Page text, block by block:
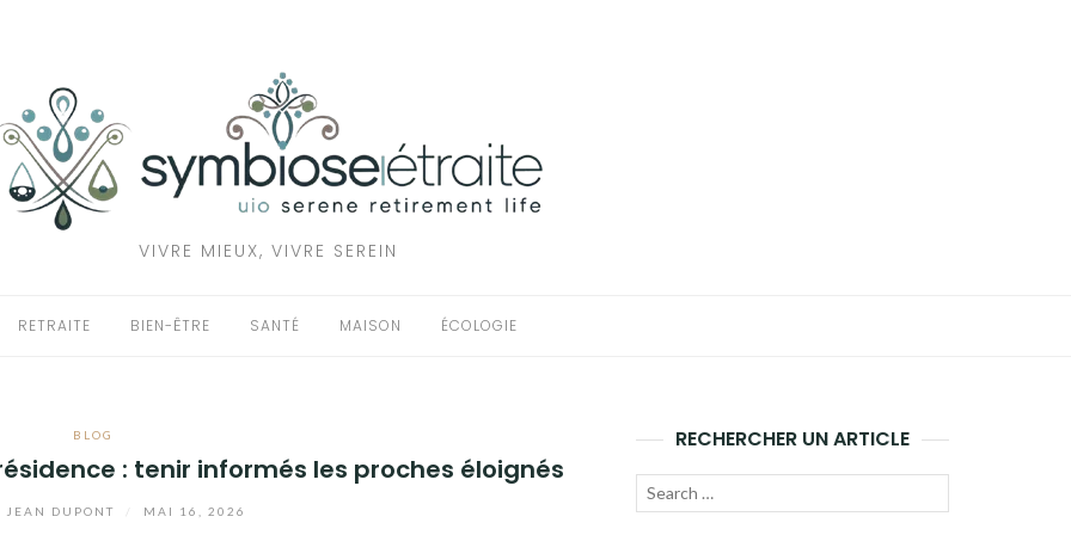
VIVRE MIEUX, VIVRE SEREIN
RETRAITE BIEN-ÊTRE SANTÉ MAISON ÉCOLOGIE
BLOG
: tenir informés les proches éloignés
JEAN DUPONT MAI 16, 2026
RECHERCHER UN ARTICLE
Recherche